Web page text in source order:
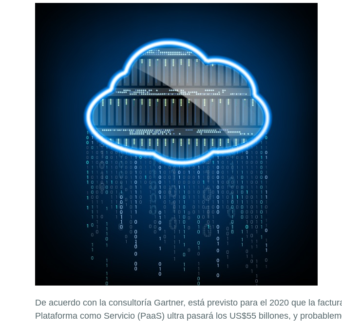
De acuerdo con la consultoría Gartner, está previsto para el 2020 que la
Plataforma como Servicio (PaaS) ultra pasará los US$55 billones, y